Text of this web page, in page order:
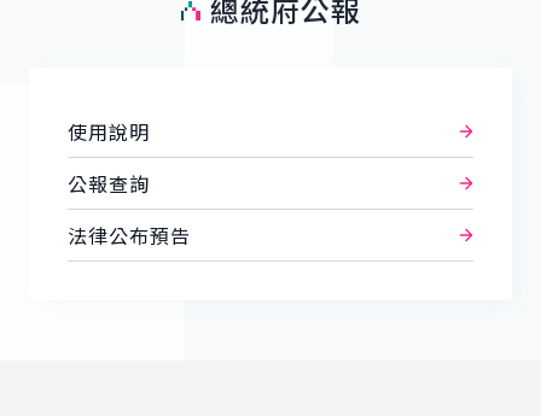
總統府公報
使用說明
公報查詢
法律公布預告